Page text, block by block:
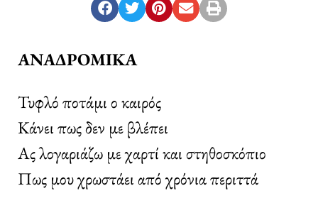
ΑΝΑΔΡΟΜΙΚΑ
Τυφλό ποτάμι ο καιρός
Κάνει πως δεν με βλέπει
Ας λογαριάζω με χαρτί και στηθοσκόπιο
Πως μου χρωστάει από χρόνια περιττά